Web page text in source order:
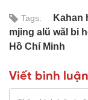
Tags:
Kahan
mjing alŭ wăl bi
Hồ Chí Minh
Viết bình luận